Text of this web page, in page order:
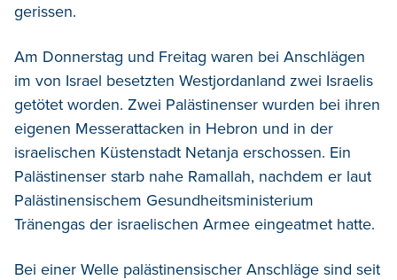
gerissen.
Am Donnerstag und Freitag waren bei Anschlägen
im von Israel besetzten Westjordanland zwei Israelis
getötet worden. Zwei Palästinenser wurden bei ihren
eigenen Messerattacken in Hebron und in der
israelischen Küstenstadt Netanja erschossen. Ein
Palästinenser starb nahe Ramallah, nachdem er laut
Palästinensischem Gesundheitsministerium
Tränengas der israelischen Armee eingeatmet hatte.
Bei einer Welle palästinensischer Anschläge sind seit